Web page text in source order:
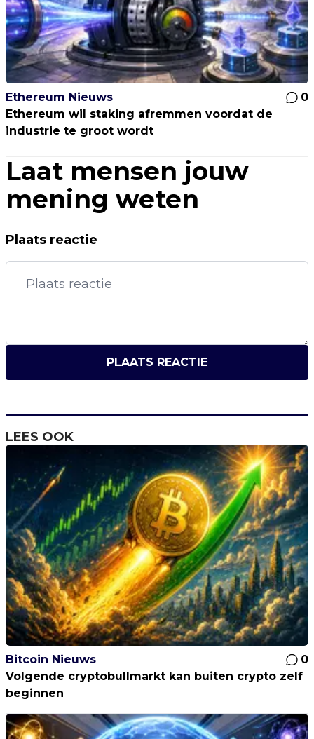
Ethereum Nieuws
0
Ethereum wil staking afremmen voordat de
industrie te groot wordt
Laat mensen jouw
mening weten
Plaats reactie
PLAATS REACTIE
LEES OOK
Bitcoin Nieuws
0
Volgende cryptobullmarkt kan buiten crypto zelf
beginnen